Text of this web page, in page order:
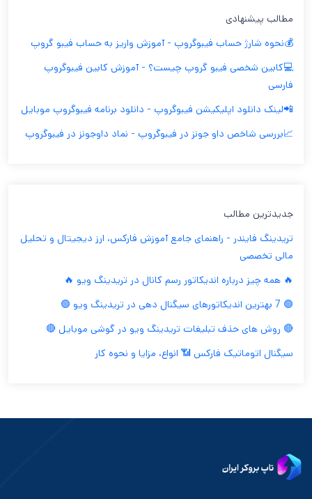
مطالب پیشنهادی
💰نحوه شارژ حساب فیبوگروپ - آموزش واريز به حساب فيبو گروپ
💻کابین شخصی فیبو گروپ چیست؟ - آموزش کابین فیبوگروپ
فارسی
📲لینک دانلود اپلیکیشن فیبوگروپ - دانلود برنامه فیبوگروپ موبایل
📈بررسی شاخص داو جونز در فیبوگروپ - نماد داوجونز در فیبوگروپ
جدیدترین مطالب
تریدینگ فایندر - راهنمای جامع آموزش فارکس، ارز دیجیتال و تحلیل
مالی تخصصی
🔥 همه چیز درباره اندیکاتور رسم کانال در تریدینگ ویو 🔥
🟢 7 بهترین اندیکاتورهای سیگنال دهی در تریدینگ ویو 🟢
🔴 روش های حذف تبلیغات تریدینگ ویو در گوشی موبایل 🔴
سیگنال اتوماتیک فارکس 📶 انواع، مزایا و نحوه کار